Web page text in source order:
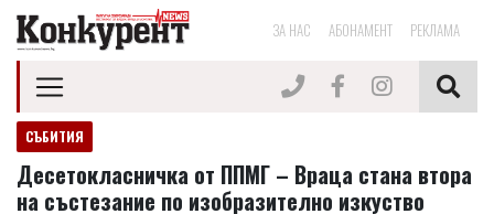
ЗА НАС АБОНАМЕНТ РЕКЛАМА
СЪБИТИЯ
Десетокласничка от ППМГ – Враца стана втора
на състезание по изобразително изкуство